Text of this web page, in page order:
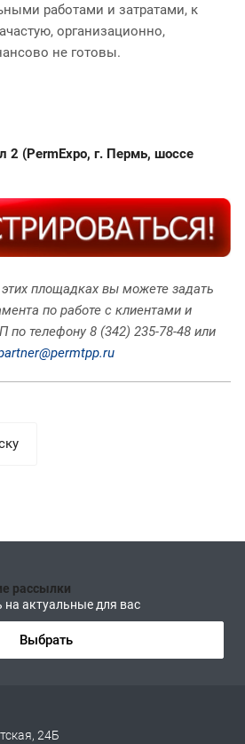
работами и затратами, к
организационно,
не готовы.
2 (PermExpo, г. Пермь, шоссе
площадках вы можете задать
по работе с клиентами и
телефону 8 (342) 235-78-48 или
рассылки
на актуальные для вас
Выбрать
24Б